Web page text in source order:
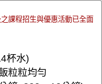
課程招生與優惠活動已全面
杯水)
粒粒均勻